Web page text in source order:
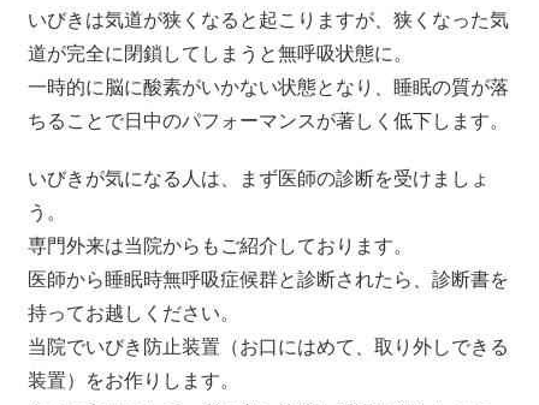
いびきは気道が狭くなると起こりますが、狭くなった気
道が完全に閉鎖してしまうと無呼吸状態に。
一時的に脳に酸素がいかない状態となり、睡眠の質が落
ちることで日中のパフォーマンスが著しく低下します。
いびきが気になる人は、まず医師の診断を受けましょ
う。
専門外来は当院からもご紹介しております。
医師から睡眠時無呼吸症候群と診断されたら、診断書を
持ってお越しください。
当院でいびき防止装置（お口にはめて、取り外しできる
装置）をお作りします。